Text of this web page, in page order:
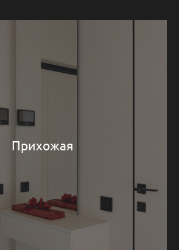
Прихожая